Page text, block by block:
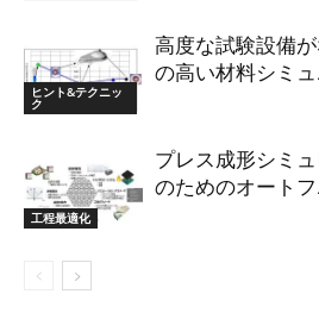
ヒント&テクニッ
ク
高度な試験設備
の高い材料シミュ
工程最適化
プレス成形シミ
のためのオートフ